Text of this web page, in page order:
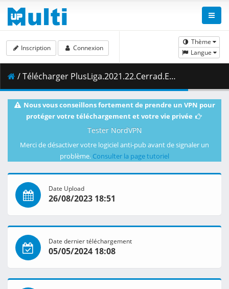
Thème
Langue
Inscription Connexion
/ Télécharger PlusLiga.2021.22.Cerrad.Enea.Czarni.Radom.vs.Grupa.Azoty.ZAKSA.Kedzierzyn-Kozle.09.10.2021.1080i.PL.HDTV.maraarab.ts ( 4.28 GB )
Nous vous conseillons fortement de prendre un VPN pour
protéger votre téléchargement et votre vie privée
Tester NordVPN
Merci de désactiver votre logiciel anti-pub avant de signaler un
problème. Consulter la page tutoriel
Date Upload
26/08/2023 18:51
Date dernier téléchargement
05/05/2024 18:08